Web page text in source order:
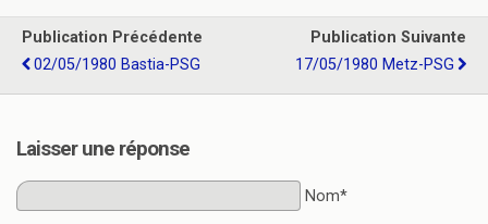
Publication Précédente
02/05/1980 Bastia-PSG
Publication Suivante
17/05/1980 Metz-PSG
Laisser une réponse
Nom*